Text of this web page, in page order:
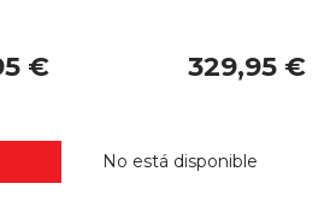
€ 329,95 €
No está disponible